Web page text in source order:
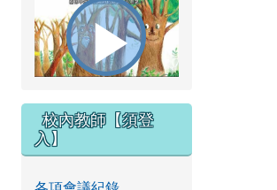
播
放
校內教師【須登
入】